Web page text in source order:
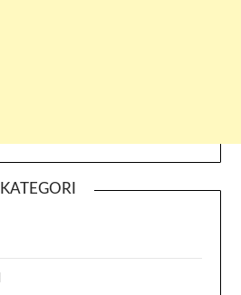
KATEGORI